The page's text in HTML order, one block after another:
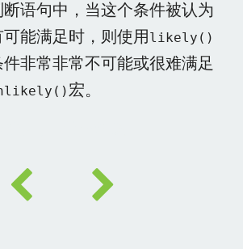
语句中，当这个条件被认为
能满足时，则使用 likely()
非常非常不可能或很难满足
宏。